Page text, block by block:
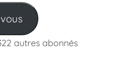
autres abonnés